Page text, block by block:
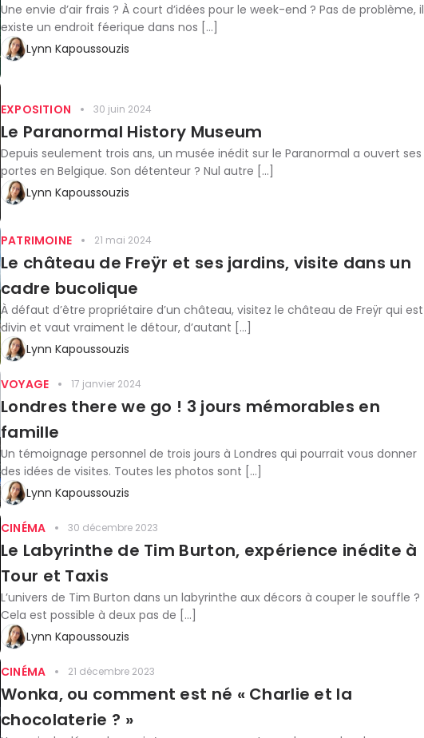
Une envie d’air frais ? À court d’idées pour le week-end ? Pas de problème, il
existe un endroit féerique dans nos […]
Lynn Kapoussouzis
EXPOSITION 30 juin 2024
Le Paranormal History Museum
Depuis seulement trois ans, un musée inédit sur le Paranormal a ouvert ses
portes en Belgique. Son détenteur ? Nul autre […]
Lynn Kapoussouzis
PATRIMOINE 21 mai 2024
Le château de Freÿr et ses jardins, visite dans un
cadre bucolique
À défaut d’être propriétaire d’un château, visitez le château de Freÿr qui est
divin et vaut vraiment le détour, d’autant […]
Lynn Kapoussouzis
VOYAGE 17 janvier 2024
Londres there we go ! 3 jours mémorables en
famille
Un témoignage personnel de trois jours à Londres qui pourrait vous donner
des idées de visites. Toutes les photos sont […]
Lynn Kapoussouzis
CINÉMA 30 décembre 2023
Le Labyrinthe de Tim Burton, expérience inédite à
Tour et Taxis
L’univers de Tim Burton dans un labyrinthe aux décors à couper le souffle ?
Cela est possible à deux pas de […]
Lynn Kapoussouzis
CINÉMA 21 décembre 2023
Wonka, ou comment est né « Charlie et la
chocolaterie ? »